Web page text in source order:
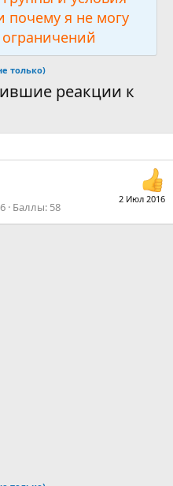
почему я не могу
только)
реакции к
2 Июл 2016
Баллы 58